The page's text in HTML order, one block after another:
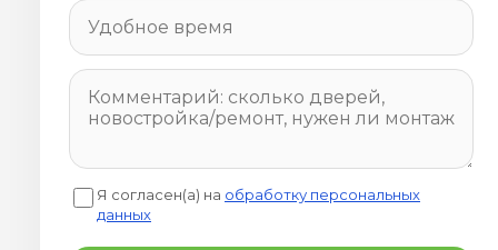
Я согласен(а) на обработку персональных
данных